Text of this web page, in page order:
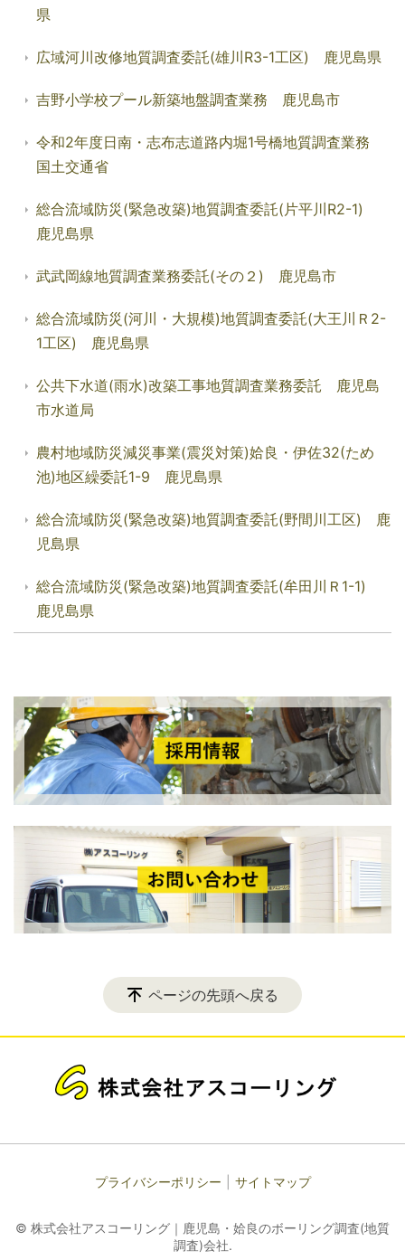
県
広域河川改修地質調査委託(雄川R3-1工区) 鹿児島県
吉野小学校プール新築地盤調査業務 鹿児島市
令和2年度日南・志布志道路内堀1号橋地質調査業務
国土交通省
総合流域防災(緊急改築)地質調査委託(片平川R2-1)
鹿児島県
武武岡線地質調査業務委託(その２) 鹿児島市
総合流域防災(河川・大規模)地質調査委託(大王川Ｒ2-
1工区) 鹿児島県
公共下水道(雨水)改築工事地質調査業務委託 鹿児島
市水道局
農村地域防災減災事業(震災対策)姶良・伊佐32(ため
池)地区繰委託1-9 鹿児島県
総合流域防災(緊急改築)地質調査委託(野間川工区) 鹿
児島県
総合流域防災(緊急改築)地質調査委託(牟田川Ｒ1-1)
鹿児島県
ページの先頭へ戻る
プライバシーポリシー サイトマップ
© 株式会社アスコーリング｜鹿児島・姶良のボーリング調査(地質
調査)会社.